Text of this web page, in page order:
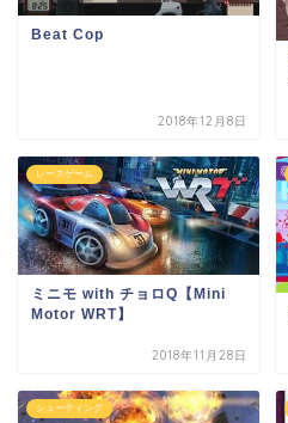
Beat Cop
2018年12月8日
レースゲーム
ミニモ with チョロQ【Mini
Motor WRT】
2018年11月28日
シューティング